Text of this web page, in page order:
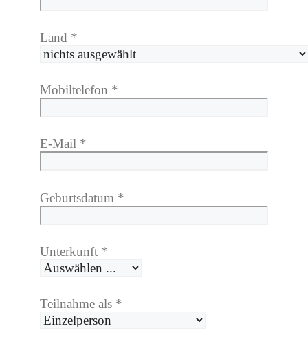
Land *
Mobiltelefon *
E-Mail *
Geburtsdatum *
Unterkunft *
Teilnahme als *